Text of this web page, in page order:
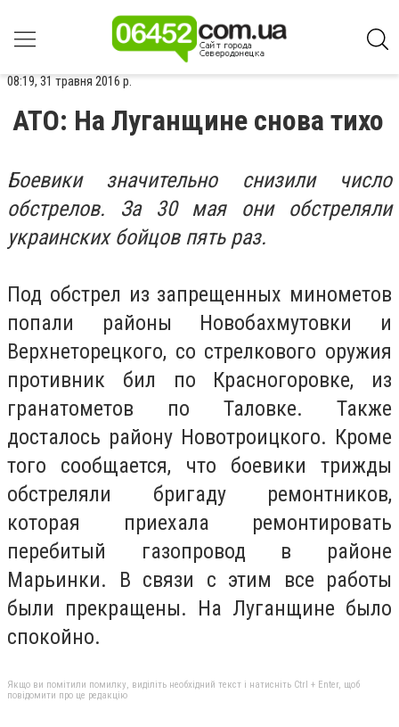
08:19, 31 травня 2016 р.
АТО: На Луганщине снова тихо
Боевики значительно снизили число
обстрелов. За 30 мая они обстреляли
украинских бойцов пять раз.
Под обстрел из запрещенных минометов
попали районы Новобахмутовки и
Верхнеторецкого, со стрелкового оружия
противник бил по Красногоровке, из
гранатометов по Таловке. Также
досталось району Новотроицкого. Кроме
того сообщается, что боевики трижды
обстреляли бригаду ремонтников,
которая приехала ремонтировать
перебитый газопровод в районе
Марьинки. В связи с этим все работы
были прекращены. На Луганщине было
спокойно.
Якщо ви помітили помилку, виділіть необхідний текст і натисніть Ctrl + Enter, щоб
повідомити про це редакцію